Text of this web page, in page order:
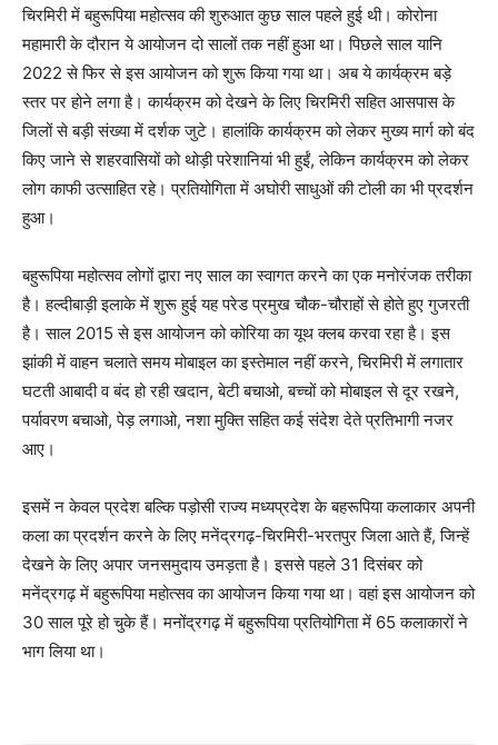
चिरमिरी में बहुरूपिया महोत्सव की शुरुआत कुछ साल पहले हुई थी। कोरोना
महामारी के दौरान ये आयोजन दो सालों तक नहीं हुआ था। पिछले साल यानि
2022 से फिर से इस आयोजन को शुरू किया गया था। अब ये कार्यक्रम बड़े
स्तर पर होने लगा है। कार्यक्रम को देखने के लिए चिरमिरी सहित आसपास के
जिलों से बड़ी संख्या में दर्शक जुटे। हालांकि कार्यक्रम को लेकर मुख्य मार्ग को बंद
किए जाने से शहरवासियों को थोड़ी परेशानियां भी हुईं, लेकिन कार्यक्रम को लेकर
लोग काफी उत्साहित रहे। प्रतियोगिता में अघोरी साधुओं की टोली का भी प्रदर्शन
हुआ।
बहुरूपिया महोत्सव लोगों द्वारा नए साल का स्वागत करने का एक मनोरंजक तरीका
है। हल्दीबाड़ी इलाके में शुरू हुई यह परेड प्रमुख चौक-चौराहों से होते हुए गुजरती
है। साल 2015 से इस आयोजन को कोरिया का यूथ क्लब करवा रहा है। इस
झांकी में वाहन चलाते समय मोबाइल का इस्तेमाल नहीं करने, चिरमिरी में लगातार
घटती आबादी व बंद हो रही खदान, बेटी बचाओ, बच्चों को मोबाइल से दूर रखने,
पर्यावरण बचाओ, पेड़ लगाओ, नशा मुक्ति सहित कई संदेश देते प्रतिभागी नजर
आए।
इसमें न केवल प्रदेश बल्कि पड़ोसी राज्य मध्यप्रदेश के बहरूपिया कलाकार अपनी
कला का प्रदर्शन करने के लिए मनेंद्रगढ़-चिरमिरी-भरतपुर जिला आते हैं, जिन्हें
देखने के लिए अपार जनसमुदाय उमड़ता है। इससे पहले 31 दिसंबर को
मनेंद्रगढ़ में बहुरूपिया महोत्सव का आयोजन किया गया था। वहां इस आयोजन को
30 साल पूरे हो चुके हैं। मनोंद्रगढ़ में बहुरूपिया प्रतियोगिता में 65 कलाकारों ने
भाग लिया था।